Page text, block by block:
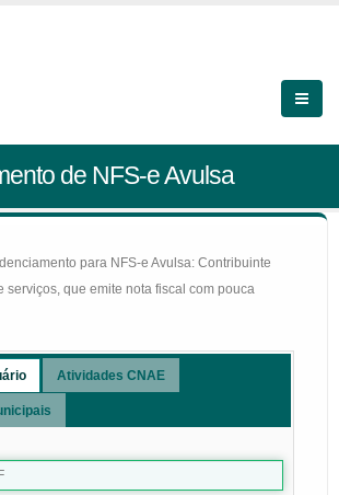
de NFS-e Avulsa
para NFS-e Avulsa: Contribuinte
serviços, que emite nota fiscal com pouca
Atividades CNAE